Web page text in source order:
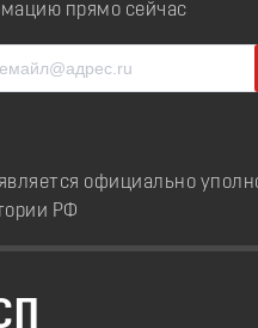
прямо сейчас
официально
РФ